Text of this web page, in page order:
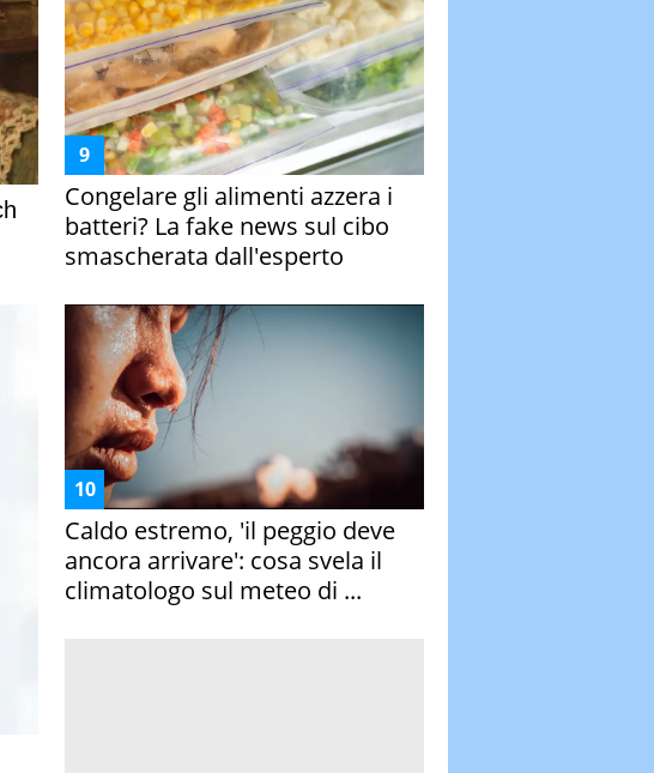
Congelare gli alimenti azzera i
batteri? La fake news sul cibo
smascherata dall'esperto
Caldo estremo, 'il peggio deve
ancora arrivare': cosa svela il
climatologo sul meteo di ...